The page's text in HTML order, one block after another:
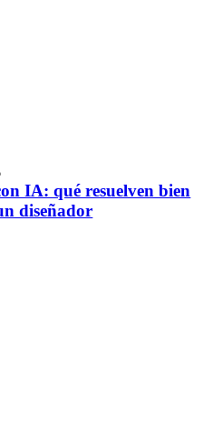
IA: qué resuelven bien
diseñador